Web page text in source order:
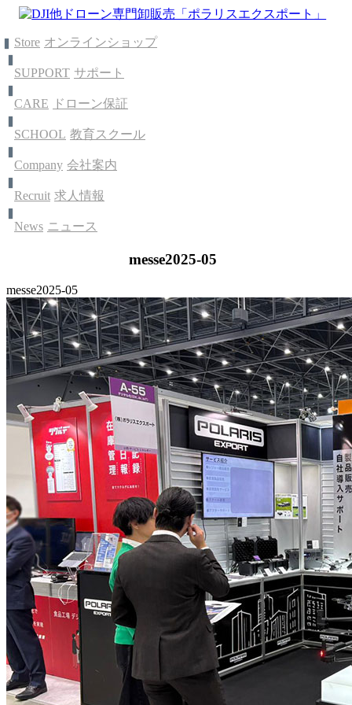
Store オンラインショップ
SUPPORT サポート
CARE ドローン保証
SCHOOL 教育スクール
Company 会社案内
Recruit 求人情報
News ニュース
messe2025-05
messe2025-05